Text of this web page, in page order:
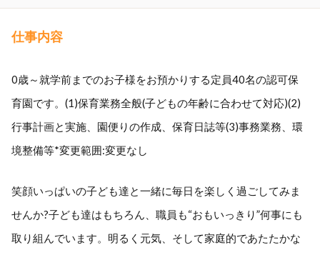
仕事内容
0歳～就学前までのお子様をお預かりする定員40名の認可保
育園です。(1)保育業務全般(子どもの年齢に合わせて対応)(2)
行事計画と実施、園便りの作成、保育日誌等(3)事務業務、環
境整備等*変更範囲:変更なし
笑顔いっぱいの子ども達と一緒に毎日を楽しく過ごしてみま
せんか?子ども達はもちろん、職員も“おもいっきり”何事にも
取り組んでいます。明るく元気、そして家庭的であたたかな